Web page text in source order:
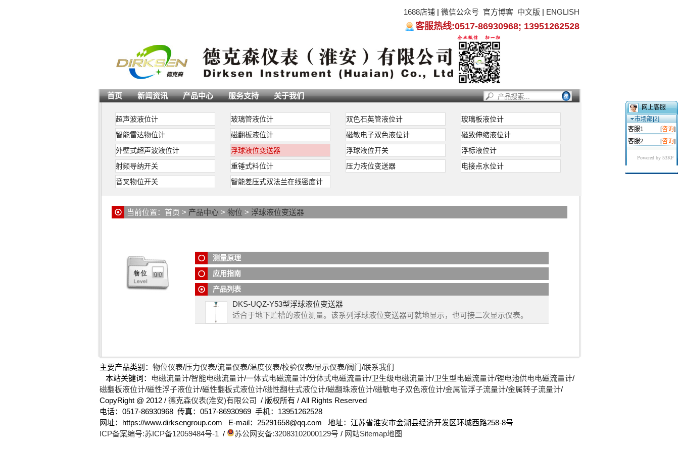
1688店铺 | 微信公众号 官方博客 中文版 | ENGLISH
客服热线:0517-86930968; 13951262528
首页 新闻资讯 产品中心 服务支持 关于我们
超声波液位计 玻璃管液位计 双色石英管液位计
玻璃板液位计
智能雷达物位计
磁翻板液位计 磁敏电子双色液位计
磁致伸缩液位计
外壁式超声波液位计
浮球液位变送器 浮球液位开关
浮标液位计
射频导纳开关
重锤式料位计 压力液位变送器
电接点水位计
音叉物位开关
智能差压式双法兰在线密度计
当前位置： 首页 > 产品中心 > 物位 > 浮球液位变送器
测量原理
浮球液位变送器由浮球、插杆等组成。浮球液位计通过连接法兰按装于容器顶上，浮球根据排开液体体积相
把液面位置变化成电信号，通过显示仪表用数字显示液体的实际位置，浮球液位计从而达到液面的远距离检测和
控制。
的连续测量
应用指南
地下库存等各种液罐的液位工业计量和控制。浮球液位计也适用于大坝水位，水库水位监测与污水处
理等等。
产品列表
DKS-UQZ-Y53型浮球液位变送器
适合于地下贮槽的液位测量。该系列浮球液位变送器可就地显示，也可接二次显示仪表。
主要产品类别： 物位仪表/压力仪表/流量仪表/温度仪表/校验仪表/显示仪表/阀门/联系我们
本站关键词： 电磁流量计/智能电磁流量计/一体式电磁流量计/分体式电磁流量计/卫生级电磁流量计/卫生型电磁流量计/锂电池供电电磁流量计/
磁翻板液位计/磁性浮子液位计/磁性翻板式液位计/磁性翻柱式液位计/磁翻珠液位计/磁敏电子双色液位计/金属管浮子流量计/金属转子流量计/
CopyRight @ 2012 / 德克森仪表(淮安)有限公司 / 版权所有 / All Rights Reserved
电话：0517-86930968 传真：0517-86930969 手机：13951262528
网址：https://www.dirksengroup.com E-mail：25291658@qq.com 地址：江苏省淮安市金湖县经济开发区环城西路258-8号
ICP备案编号:苏ICP备12059484号-1 / 苏公网安备:32083102000129号 / 网站Sitemap地图
网上客服
市场部[2]
客服1
[咨询]
客服2
[咨询]
Powered by 53KF